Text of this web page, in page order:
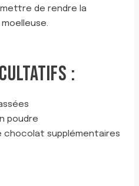
de rendre la
:
poudre
chocolat supplémentaires